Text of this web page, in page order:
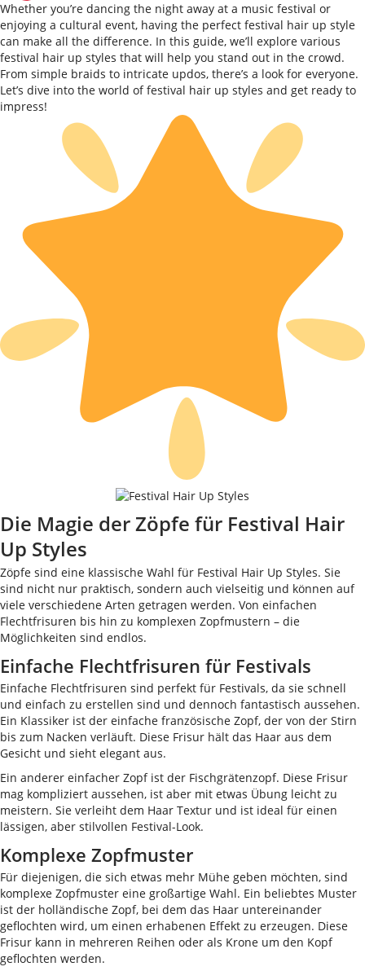
Whether you’re dancing the night away at a music festival or
enjoying a cultural event, having the perfect festival hair up style
can make all the difference. In this guide, we’ll explore various
festival hair up styles that will help you stand out in the crowd.
From simple braids to intricate updos, there’s a look for everyone.
Let’s dive into the world of festival hair up styles and get ready to
impress!
Die Magie der Zöpfe für Festival Hair
Up Styles
Zöpfe sind eine klassische Wahl für Festival Hair Up Styles. Sie
sind nicht nur praktisch, sondern auch vielseitig und können auf
viele verschiedene Arten getragen werden. Von einfachen
Flechtfrisuren bis hin zu komplexen Zopfmustern – die
Möglichkeiten sind endlos.
Einfache Flechtfrisuren für Festivals
Einfache Flechtfrisuren sind perfekt für Festivals, da sie schnell
und einfach zu erstellen sind und dennoch fantastisch aussehen.
Ein Klassiker ist der einfache französische Zopf, der von der Stirn
bis zum Nacken verläuft. Diese Frisur hält das Haar aus dem
Gesicht und sieht elegant aus.
Ein anderer einfacher Zopf ist der Fischgrätenzopf. Diese Frisur
mag kompliziert aussehen, ist aber mit etwas Übung leicht zu
meistern. Sie verleiht dem Haar Textur und ist ideal für einen
lässigen, aber stilvollen Festival-Look.
Komplexe Zopfmuster
Für diejenigen, die sich etwas mehr Mühe geben möchten, sind
komplexe Zopfmuster eine großartige Wahl. Ein beliebtes Muster
ist der holländische Zopf, bei dem das Haar untereinander
geflochten wird, um einen erhabenen Effekt zu erzeugen. Diese
Frisur kann in mehreren Reihen oder als Krone um den Kopf
geflochten werden.